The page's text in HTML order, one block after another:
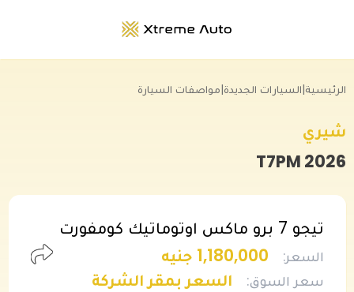
الرئيسية|السيارات الجديدة|مواصفات السيارة
شيري
T7PM 2026
تيجو 7 برو ماكس اوتوماتيك كومفورت
السعر: 1,180,000 جنيه
سعر السوق: السعر بمقر الشركة